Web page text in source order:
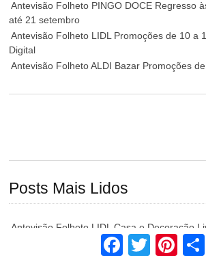
Antevisão Folheto PINGO DOCE Regresso
até 21 setembro
Antevisão Folheto LIDL Promoções de 10 a
Digital
Antevisão Folheto ALDI Bazar Promoções
Posts Mais Lidos
Antevisão Folheto LIDL Casa e Decoração
Antevisão Folheto LIDL Casa Promoções de
Facebook Twitter Pinterest